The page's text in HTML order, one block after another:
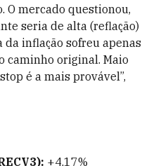
O mercado questionou,
seria de alta (reflação)
inflação sofreu apenas
caminho original. Maio
é a mais provável”,
+4,17%